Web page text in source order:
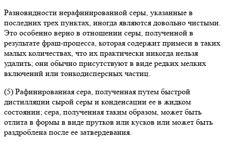
Разновидности нерафинированной серы, указанные в
последних трех пунктах, иногда являются довольно чистыми.
Это особенно верно в отношении серы, полученной в
результате фраш-процесса, которая содержит примеси в таких
малых количествах, что их практически никогда нельзя
удалить; они обычно присутствуют в виде редких мелких
включений или тонкодисперсных частиц.
(5) Рафинированная сера, полученная путем быстрой
дистилляции сырой серы и конденсации ее в жидком
состоянии; сера, полученная таким образом, может быть
отлита в формы в виде прутков или кусков или может быть
раздроблена после ее затвердевания.